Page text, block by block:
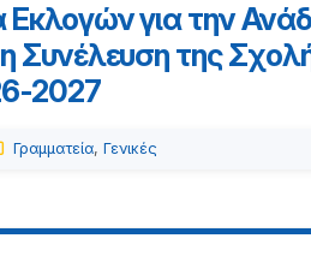
για την
της
2027
Γραμματεία, Γενικές